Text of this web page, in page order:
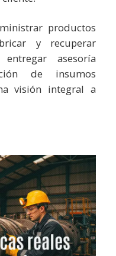
productos
y recuperar
asesoría
de insumos
visión integral a